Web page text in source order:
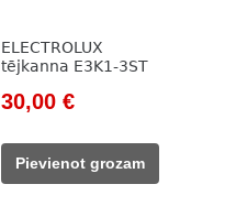
ELECTROLUX
tējkanna E3K1-3ST
Original
was:
62,00 €.
30,00 €Current
Pievienot grozam